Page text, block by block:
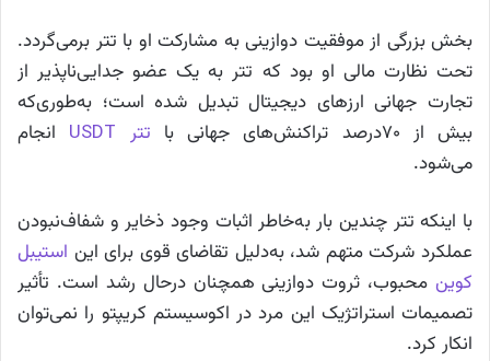
بخش بزرگی از موفقیت دوازینی به مشارکت او با تتر برمی‌گردد.
تحت نظارت مالی او بود که تتر به یک عضو جدایی‌ناپذیر از
تجارت جهانی ارزهای دیجیتال تبدیل شده است؛ به‌طوری‌که
بیش از ۷۰درصد تراکنش‌های جهانی با
تتر USDT
انجام
می‌شود.
با اینکه تتر چندین بار به‌خاطر اثبات وجود ذخایر و شفاف‌نبودن
عملکرد شرکت متهم شد، به‌دلیل تقاضای قوی برای این استیبل
کوین محبوب، ثروت دوازینی همچنان درحال رشد است. تأثیر
تصمیمات استراتژیک این مرد در اکوسیستم کریپتو را نمی‌توان
انکار کرد.